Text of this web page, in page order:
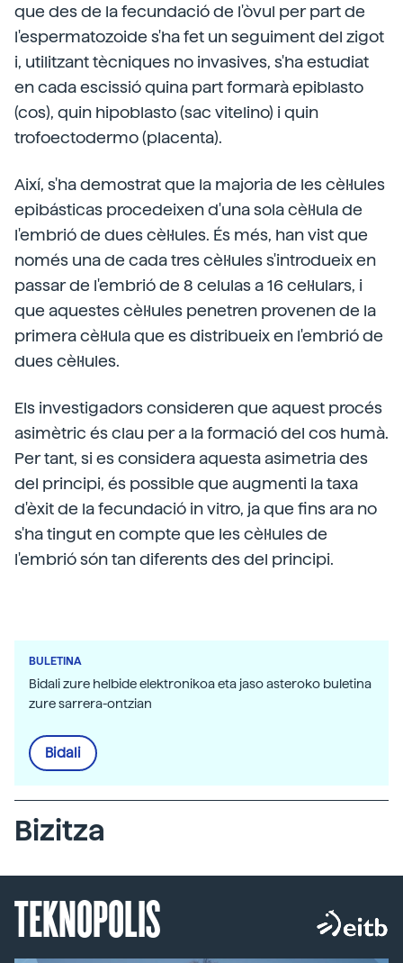
que des de la fecundació de l'òvul per part de
l'espermatozoide s'ha fet un seguiment del zigot
i, utilitzant tècniques no invasives, s'ha estudiat
en cada escissió quina part formarà epiblasto
(cos), quin hipoblasto (sac vitelino) i quin
trofoectodermo (placenta).
Així, s'ha demostrat que la majoria de les cèl·lules
epibásticas procedeixen d'una sola cèl·lula de
l'embrió de dues cèl·lules. És més, han vist que
només una de cada tres cèl·lules s'introdueix en
passar de l'embrió de 8 celulas a 16 cel·lulars, i
que aquestes cèl·lules penetren provenen de la
primera cèl·lula que es distribueix en l'embrió de
dues cèl·lules.
Els investigadors consideren que aquest procés
asimètric és clau per a la formació del cos humà.
Per tant, si es considera aquesta asimetria des
del principi, és possible que augmenti la taxa
d'èxit de la fecundació in vitro, ja que fins ara no
s'ha tingut en compte que les cèl·lules de
l'embrió són tan diferents des del principi.
BULETINA
Bidali zure helbide elektronikoa eta jaso asteroko buletina
zure sarrera-ontzian
Bidali
Bizitza
TEKNOPOLIS